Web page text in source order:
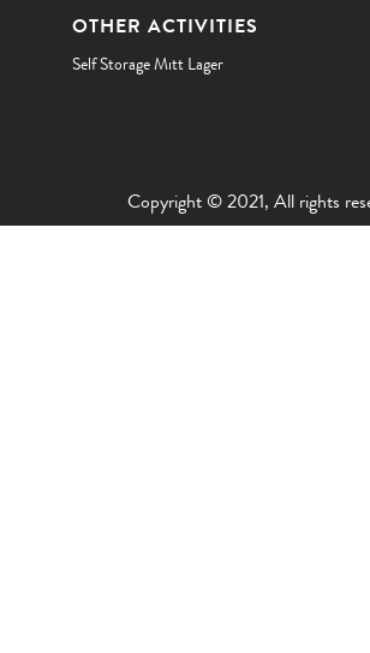
OTHER ACTIVITIES
Self Storage Mitt Lager
Copyright © 2021, All rights